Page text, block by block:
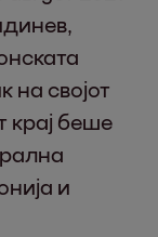
на својот
крај беше
и